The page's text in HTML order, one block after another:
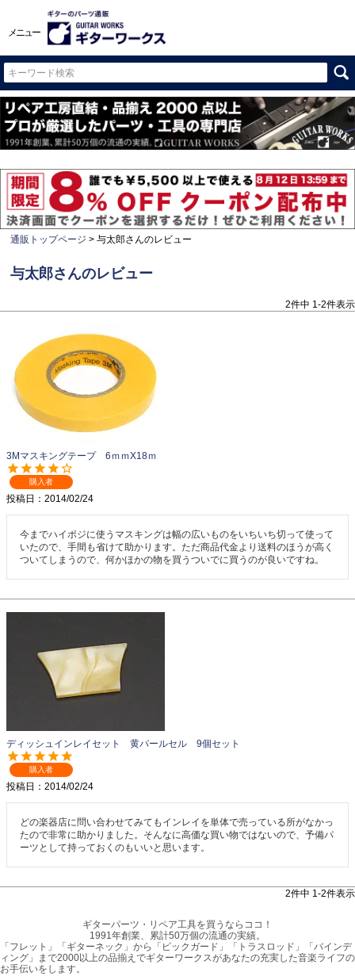
メニュー
通販トップページ 与太郎さんのレビュー
与太郎さんのレビュー
2件中 1-2件表示
3Mマスキングテープ 6ｍｍX18ｍ
購入者
投稿日 2014/02/24
今までハイポジに使うマスキングは幅の広いものをいちいち切って使って
いたので、手間も省けて助かります。ただ商品代金より送料のほうが高く
ディッシュインレイセット 黄パールセル 9個セット
購入者
投稿日 2014/02/24
どの楽器店に問い合わせてみてもインレイを単体で売っている所がなかっ
たので非常に助かりました。そんなに高価な買い物ではないので、予備パ
ーツとして持っておくのもいいと思います。
2件中 1-2件表示
ギターパーツ・リペア工具を買うならココ！
1991年創業、累計50万個の流通の実績。
「フレット」「ギターネック」から「ピックガード」「トラスロッド」「バインデ
ィング」まで2000以上の品揃えでギターワークスがあなたの充実した音楽ライフの
お手伝いをします。